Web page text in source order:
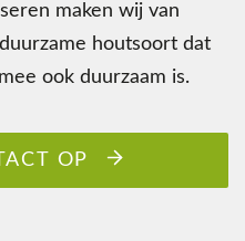
maken wij van
houtsoort dat
ook duurzaam is.
OP